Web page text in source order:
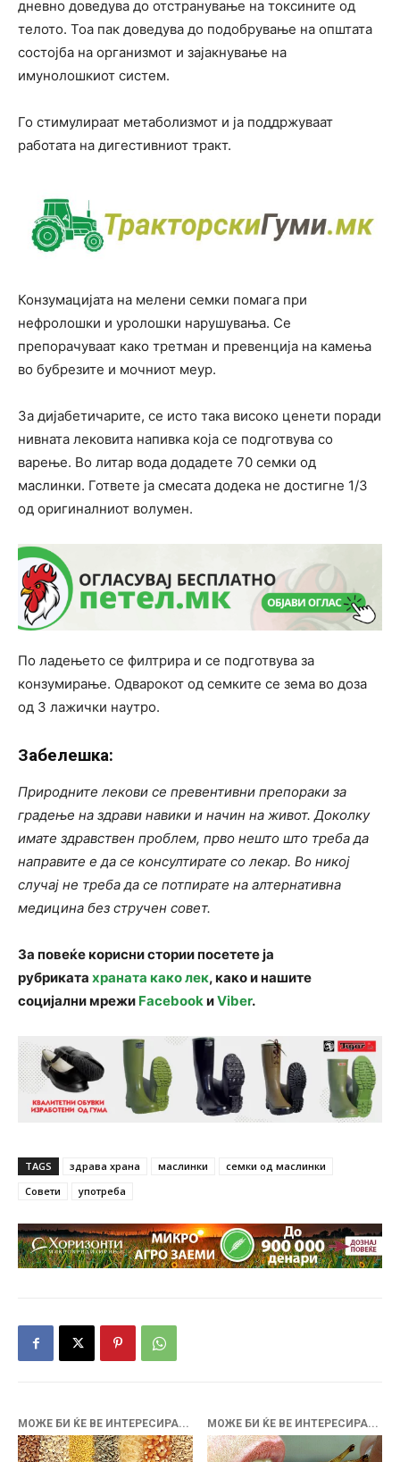
дневно доведува до отстранување на токсините од
телото. Тоа пак доведува до подобрување на општата
состојба на организмот и зајакнување на
имунолошкиот систем.
Го стимулираат метаболизмот и ја поддржуваат
работата на дигестивниот тракт.
Конзумацијата на мелени семки помага при
нефролошки и уролошки нарушувања. Се
препорачуваат како третман и превенција на камења
во бубрезите и мочниот меур.
За дијабетичарите, се исто така високо ценети поради
нивната лековита напивка која се подготвува со
варење. Во литар вода додадете 70 семки од
маслинки. Гответе ја смесата додека не достигне 1/3
од оригиналниот волумен.
По ладењето се филтрира и се подготвува за
конзумирање. Одварокот од семките се зема во доза
од 3 лажички наутро.
Забелешка:
Природните лекови се превентивни препораки за
градење на здрави навики и начин на живот. Доколку
имате здравствен проблем, прво нешто што треба да
направите е да се консултирате со лекар. Во никој
случај не треба да се потпирате на алтернативна
медицина без стручен совет.
За повеќе корисни стории посетете ја
рубриката храната како лек, како и нашите
социјални мрежи FacebookиViber.
TAGS здрава храна маслинки
семки од маслинки
Совети
употреба
МОЖЕ БИ ЌЕ ВЕ ИНТЕРЕСИРА... МОЖЕ БИ ЌЕ ВЕ ИНТЕРЕСИРА...